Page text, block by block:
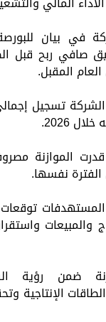
في بيان
المقبل.
تسجيل
الفترة نفسها.
والمبيعات
ضمن رؤية
الإنتاجية